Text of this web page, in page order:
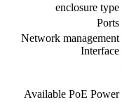
enclosure type
Ports
Network management
Interface
Available PoE Power